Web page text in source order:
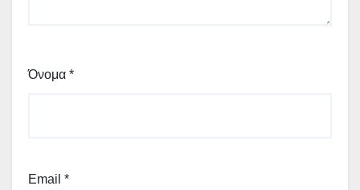
Όνομα *
Email *